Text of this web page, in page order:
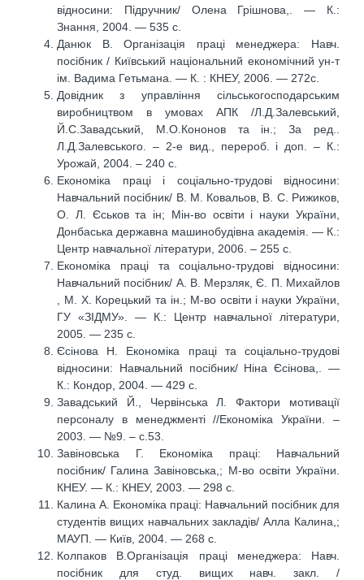
відносини: Підручник/ Олена Грішнова,. — К.:
Знання, 2004. — 535 с.
Данюк В. Організація праці менеджера: Навч.
посібник / Київський національний економічний ун-т
ім. Вадима Гетьмана. — К. : КНЕУ, 2006. — 272с.
Довідник з управління сільськогосподарським
виробництвом в умовах АПК /Л.Д.Залевський,
Й.С.Завадський, М.О.Кононов та ін.; За ред..
Л.Д.Залевського. – 2-е вид., перероб. і доп. – К.:
Урожай, 2004. – 240 с.
Економіка праці і соціально-трудові відносини:
Навчальний посібник/ В. М. Ковальов, В. С. Рижиков,
О. Л. Єськов та ін; Мін-во освіти і науки України,
Донбаська державна машинобудівна академія. — К.:
Центр навчальної літератури, 2006. – 255 с.
Економіка праці та соціально-трудові відносини:
Навчальний посібник/ А. В. Мерзляк, Є. П. Михайлов
, М. Х. Корецький та ін.; М-во освіти і науки України,
ГУ «ЗІДМУ». — К.: Центр навчальної літератури,
2005. — 235 с.
Єсінова Н. Економіка праці та соціально-трудові
відносини: Навчальний посібник/ Ніна Єсінова,. —
К.: Кондор, 2004. — 429 с.
Завадський Й., Червінська Л. Фактори мотивації
персоналу в менеджменті //Економіка України. –
2003. — №9. – с.53.
Завіновська Г. Економіка праці: Навчальний
посібник/ Галина Завіновська,; М-во освіти України.
КНЕУ. — К.: КНЕУ, 2003. — 298 с.
Калина А. Економіка праці: Навчальний посібник для
студентів вищих навчальних закладів/ Алла Калина,;
МАУП. — Київ, 2004. — 268 с.
Колпаков В.Організація праці менеджера: Навч.
посібник для студ. вищих навч. закл. /